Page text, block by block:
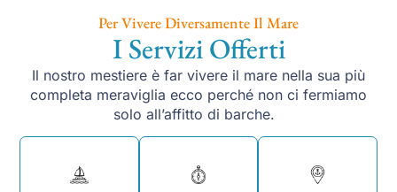
Per Vivere Diversamente Il Mare
I Servizi Offerti
Il nostro mestiere è far vivere il mare nella sua più
completa meraviglia ecco perché non ci fermiamo
solo all’affitto di barche.